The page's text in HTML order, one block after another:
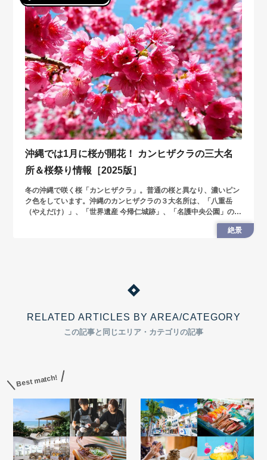
沖縄では1月に桜が開花！ カンヒザクラの三大名
所＆桜祭り情報［2025版］
冬の沖縄で咲く桜「カンヒザクラ」。普通の桜と異なり、濃いピン
ク色をしています。沖縄のカンヒザクラの３大名所は、「八重岳
（やえだけ）」、「世界遺産 今帰仁城跡」、「名護中央公園」の名
護城一帯。寒い冬を抜け出して、沖縄で春の訪れを感じませんか？
絶景
RELATED ARTICLES BY AREA/CATEGORY
この記事と同じエリア・カテゴリの記事
Best match!